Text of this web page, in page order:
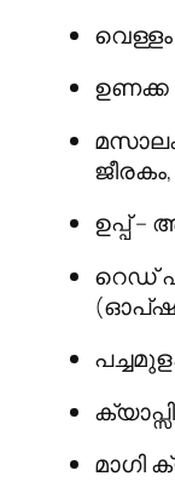
ഉണക്ക
ഉപ്പ്
റെഡ്
മാഗി